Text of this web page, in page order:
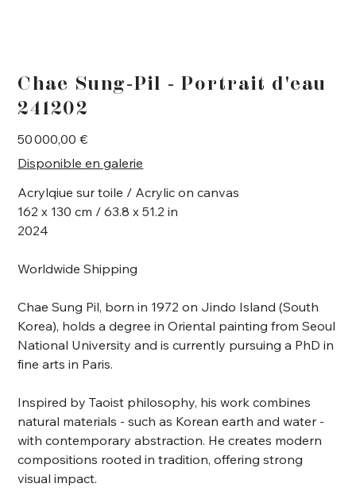
Chae Sung-Pil - Portrait d'eau
241202
Prix
50 000,00 €
Disponible en galerie
Acrylqiue sur toile / Acrylic on canvas
162 x 130 cm / 63.8 x 51.2 in
2024
Worldwide Shipping
Chae Sung Pil, born in 1972 on Jindo Island (South
Korea), holds a degree in Oriental painting from Seoul
National University and is currently pursuing a PhD in
fine arts in Paris.
Inspired by Taoist philosophy, his work combines
natural materials - such as Korean earth and water -
with contemporary abstraction. He creates modern
compositions rooted in tradition, offering strong
visual impact.